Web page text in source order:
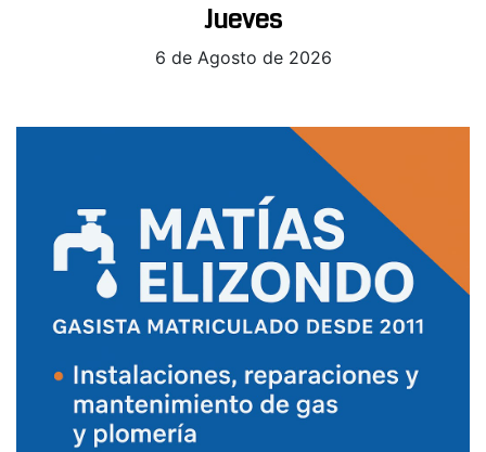
Jueves
6 de Agosto de 2026